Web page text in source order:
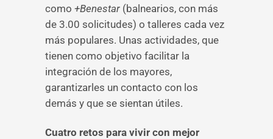
como +Benestar (balnearios, con más
de 3.00 solicitudes) o talleres cada vez
más populares. Unas actividades, que
tienen como objetivo facilitar la
integración de los mayores,
garantizarles un contacto con los
demás y que se sientan útiles.
Cuatro retos para vivir con mejor